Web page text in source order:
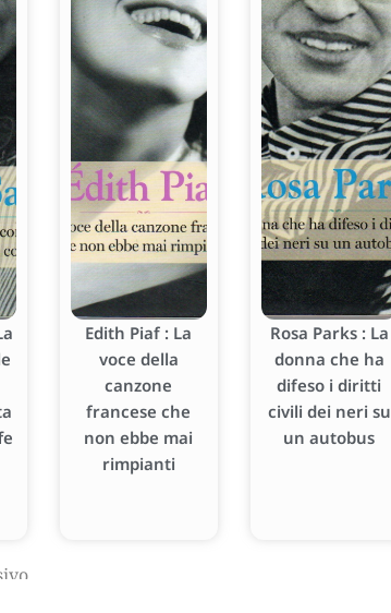
Edith Piaf : La
voce della
canzone
francese che
non ebbe mai
rimpianti
Rosa Parks : La
donna che ha
difeso i diritti
civili dei neri su
un autobus